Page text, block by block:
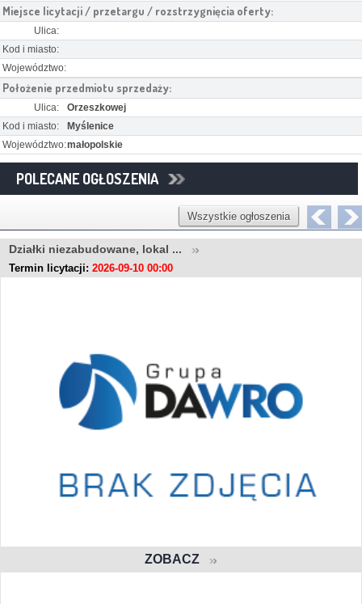
Miejsce licytacji / przetargu / rozstrzygnięcia oferty:
Ulica:
Kod i miasto:
Województwo:
Położenie przedmiotu sprzedaży:
Ulica:
Orzeszkowej
Kod i miasto:
Myślenice
Województwo:małopolskie
POLECANE OGŁOSZENIA
Wszystkie ogłoszenia
Działki niezabudowane, lokal ...
Termin licytacji: 2026-09-10 00:00
ZOBACZ